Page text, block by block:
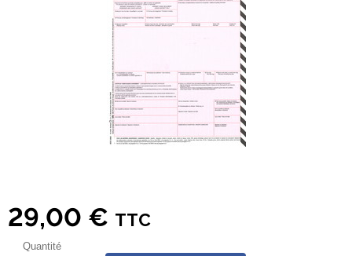
29,00 € TTC
Quantité